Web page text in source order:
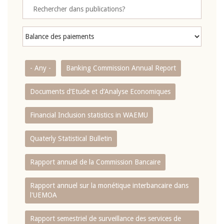
- Any - Banking Commission Annual Report
Documents d’Etude et d’Analyse Economiques
Financial Inclusion statistics in WAEMU
Quaterly Statistical Bulletin
Rapport annuel de la Commission Bancaire
Rapport annuel sur la monétique interbancaire dans
l'UEMOA
Rapport semestriel de surveillance des services de